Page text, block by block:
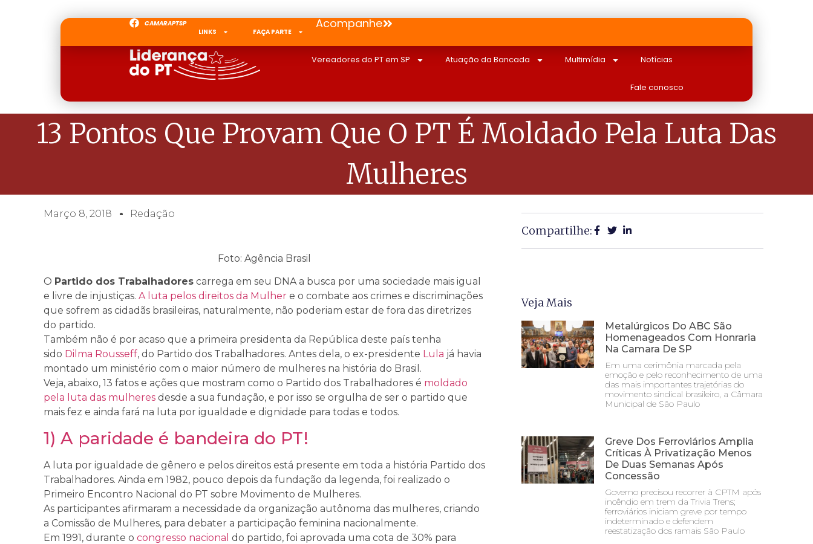
CAMARAPTSP
LINKS
FAÇA PARTE
Acompanhe
Vereadores do PT em SP Atuação da Bancada Multimídia Notícias
Fale conosco
13 Pontos Que Provam Que O PT É Moldado Pela Luta Das
Mulheres
Março 8, 2018 Redação
Foto: Agência Brasil
O Partido dos Trabalhadores carrega em seu DNA a busca por uma sociedade mais igual
e livre de injustiças. A luta pelos direitos da Mulher e o combate aos crimes e discriminações
que sofrem as cidadãs brasileiras, naturalmente, não poderiam estar de fora das diretrizes
do partido.
Também não é por acaso que a primeira presidenta da República deste país tenha
sido Dilma Rousseff, do Partido dos Trabalhadores. Antes dela, o ex-presidente Lula já havia
montado um ministério com o maior número de mulheres na história do Brasil.
Veja, abaixo, 13 fatos e ações que mostram como o Partido dos Trabalhadores é moldado
pela luta das mulheres desde a sua fundação, e por isso se orgulha de ser o partido que
mais fez e ainda fará na luta por igualdade e dignidade para todas e todos.
1) A paridade é bandeira do PT!
A luta por igualdade de gênero e pelos direitos está presente em toda a história Partido dos
Trabalhadores. Ainda em 1982, pouco depois da fundação da legenda, foi realizado o
Primeiro Encontro Nacional do PT sobre Movimento de Mulheres.
As participantes afirmaram a necessidade da organização autônoma das mulheres, criando
a Comissão de Mulheres, para debater a participação feminina nacionalmente.
Em 1991, durante o congresso nacional do partido, foi aprovada uma cota de 30% para
Compartilhe:
Veja Mais
Metalúrgicos Do ABC São
Homenageados Com Honraria
Na Camara De SP
Em uma cerimônia marcada pela
emoção e pelo reconhecimento de uma
das mais importantes trajetórias do
movimento sindical brasileiro, a Câmara
Municipal de São Paulo
Greve Dos Ferroviários Amplia
Críticas À Privatização Menos
De Duas Semanas Após
Concessão
Governo precisou recorrer à CPTM após
incêndio em trem da Trivia Trens;
ferroviários iniciam greve por tempo
indeterminado e defendem
reestatização dos ramais São Paulo